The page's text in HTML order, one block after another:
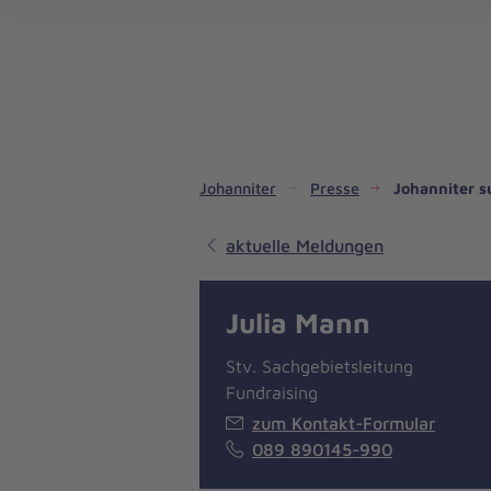
Johanniter Presse Johanniter
aktuelle Meldungen
Julia Mann
Stv. Sachgebietsleitung
Fundraising
zum Kontakt-Formular
089 890145-990